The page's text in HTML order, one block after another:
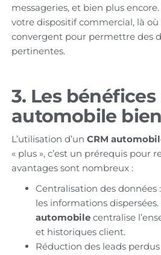
messageries, et bien plus
votre dispositif commercial, là
convergent pour permettre des
pertinentes.
3. Les bénéfices
automobile
L’utilisation d’un CRM
« plus », c’est un prérequis pour
avantages sont nombreux :
Centralisation des données
les informations
automobilecentralise
et historiques client.
Réduction des leads